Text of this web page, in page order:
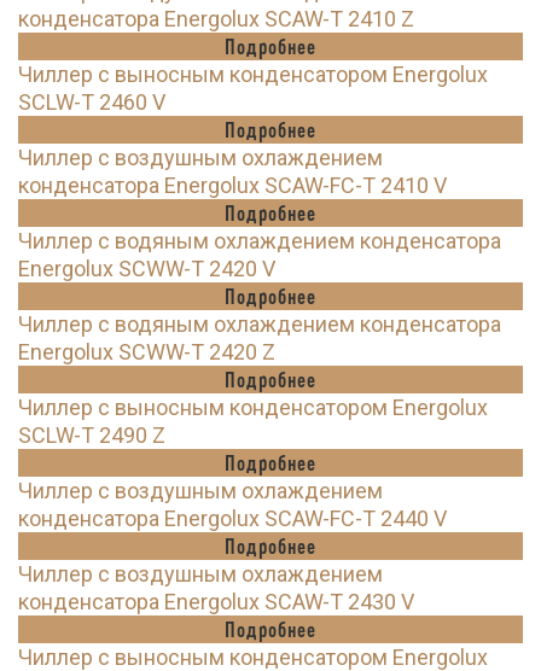
конденсатора Energolux SCAW-T 2410 Z
Подробнее
Чиллер с выносным конденсатором Energolux
SCLW-T 2460 V
Подробнее
Чиллер с воздушным охлаждением
конденсатора Energolux SCAW-FC-T 2410 V
Подробнее
Чиллер с водяным охлаждением конденсатора
Energolux SCWW-T 2420 V
Подробнее
Чиллер с водяным охлаждением конденсатора
Energolux SCWW-T 2420 Z
Подробнее
Чиллер с выносным конденсатором Energolux
SCLW-T 2490 Z
Подробнее
Чиллер с воздушным охлаждением
конденсатора Energolux SCAW-FC-T 2440 V
Подробнее
Чиллер с воздушным охлаждением
конденсатора Energolux SCAW-T 2430 V
Подробнее
Чиллер с выносным конденсатором Energolux